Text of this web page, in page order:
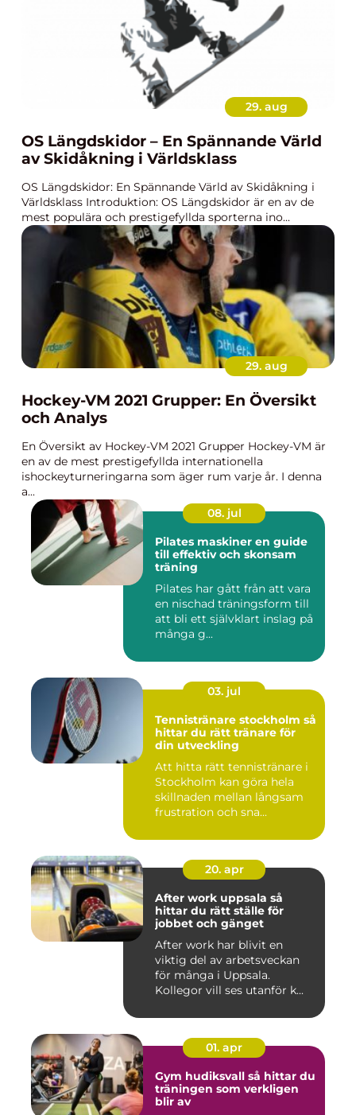
29. aug
OS Längdskidor – En Spännande Värld
av Skidåkning i Världsklass
OS Längdskidor: En Spännande Värld av Skidåkning i
Världsklass Introduktion: OS Längdskidor är en av de
mest populära och prestigefyllda sporterna ino...
29. aug
Hockey-VM 2021 Grupper: En Översikt
och Analys
En Översikt av Hockey-VM 2021 Grupper Hockey-VM är
en av de mest prestigefyllda internationella
ishockeyturneringarna som äger rum varje år. I denna
a...
08. jul
Pilates maskiner en guide
till effektiv och skonsam
träning
Pilates har gått från att vara
en nischad träningsform till
att bli ett självklart inslag på
många g...
03. jul
Tennistränare stockholm så
hittar du rätt tränare för
din utveckling
Att hitta rätt tennistränare i
Stockholm kan göra hela
skillnaden mellan långsam
frustration och sna...
20. apr
After work uppsala så
hittar du rätt ställe för
jobbet och gänget
After work har blivit en
viktig del av arbetsveckan
för många i Uppsala.
Kollegor vill ses utanför k...
01. apr
Gym hudiksvall så hittar du
träningen som verkligen
blir av